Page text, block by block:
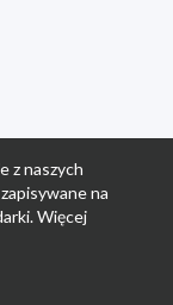
z naszych
na
Więcej